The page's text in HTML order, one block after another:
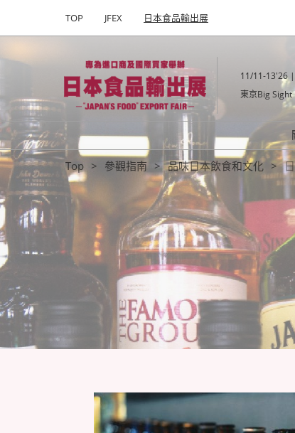
接
至
內
to
TOP JFEX 日本食品輸出展
11/11-13'26
東京Big Sight
Top 參觀指南 品味日本飲食和文化
Japanese
Alcoholic
Drinks